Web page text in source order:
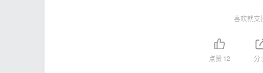
喜欢就支
点赞 12 分